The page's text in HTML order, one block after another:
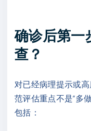
确诊后第一
查？
对已经病理提示或
范评估重点不是“多
包括：